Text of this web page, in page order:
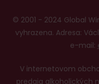
© 2001 - 2024 Global
vyhrazena. Adresa:
e-mail:
V internetovom
predaja alkoholických